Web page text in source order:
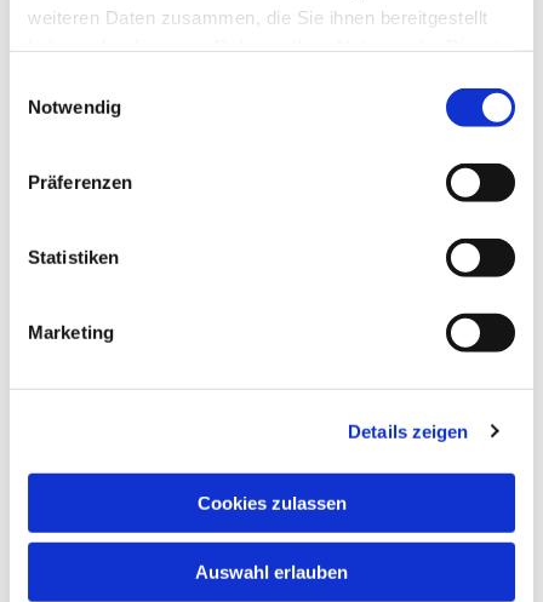
weiteren Daten zusammen, die Sie ihnen bereitgestellt
Notwendig
Präferenzen
Statistiken
Marketing
Details zeigen
Cookies zulassen
Auswahl erlauben
Gottesdienste